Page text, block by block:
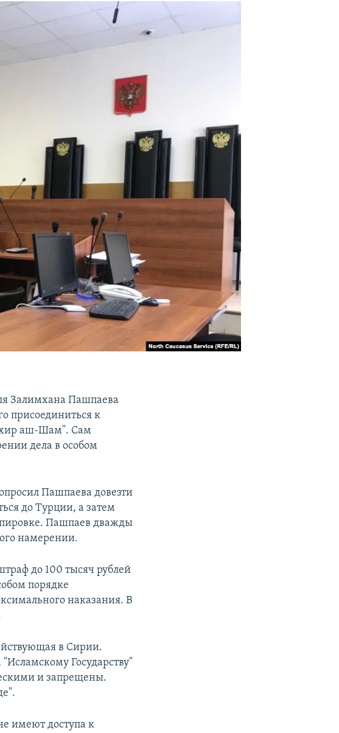
Залимхана Пашпаева
присоединиться к
аш-Шам". Сам
дела в особом
Пашпаева довезти
до Турции, а затем
Пашпаев дважды
намерении.
до 100 тысяч рублей
порядке
наказания. В
в Сирии.
Государству"
и запрещены.
имеют доступа к